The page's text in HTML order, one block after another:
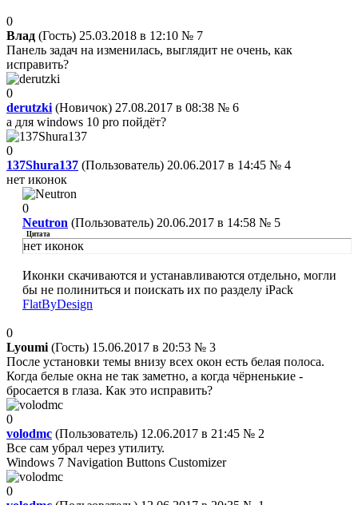
0
Влад (Гость) 25.03.2018 в 12:10 № 7
Панель задач на изменилась, выглядит не очень, как
исправить?
0
derutzki (Новичок) 27.08.2017 в 08:38 № 6
а для windows 10 pro пойдёт?
0
137Shura137 (Пользователь) 20.06.2017 в 14:45 № 4
нет иконок
0
Neutron (Пользователь) 20.06.2017 в 14:58 № 5
Цитата
нет иконок
Иконки скачиваются и устанавливаются отдельно, могли
бы не полиниться и поискать их по разделу iPack
FlatByDesign
0
Lyoumi (Гость) 15.06.2017 в 20:53 № 3
После установки темы внизу всех окон есть белая полоса.
Когда белые окна не так заметно, а когда чёрненькие -
бросается в глаза. Как это исправить?
0
volodmc (Пользователь) 12.06.2017 в 21:45 № 2
Все сам убрал через утилиту.
Windows 7 Navigation Buttons Customizer
0